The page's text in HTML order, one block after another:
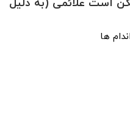
است علائمی (به دلیل
ها